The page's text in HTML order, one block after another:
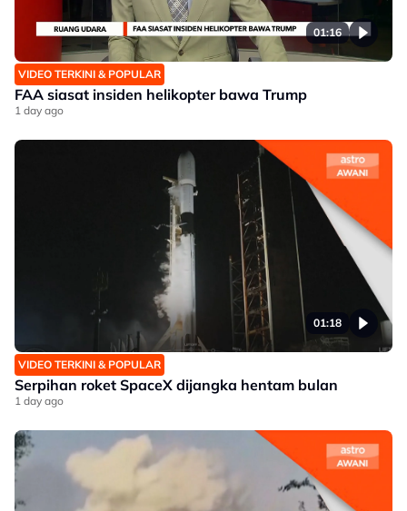
01:16
VIDEO TERKINI & POPULAR
FAA siasat insiden helikopter bawa Trump
1 day ago
01:18
VIDEO TERKINI & POPULAR
Serpihan roket SpaceX dijangka hentam bulan
1 day ago